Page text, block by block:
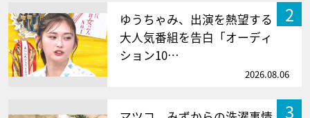
2
ゆうちゃみ、出演を熱望する
大人気番組を告白「オーディ
ション10…
2026.08.06
3